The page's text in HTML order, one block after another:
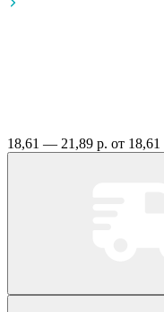
18,61 — 21,89 р. от 18,61